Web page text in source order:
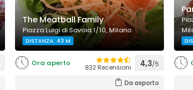
The Meatball Family
Piazza Luigi di Savoia 1/10, Milano
DISTANZA: 43 M
Ora aperto 832 Recensioni 4,3/5
Da asporto